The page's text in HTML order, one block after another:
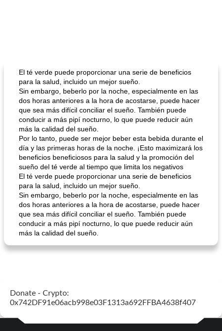
El té verde puede proporcionar una serie de beneficios
para la salud, incluido un mejor sueño.
Sin embargo, beberlo por la noche, especialmente en las
dos horas anteriores a la hora de acostarse, puede hacer
que sea más difícil conciliar el sueño. También puede
conducir a más pipí nocturno, lo que puede reducir aún
más la calidad del sueño.
Por lo tanto, puede ser mejor beber esta bebida durante el
día y las primeras horas de la noche. ¡Esto maximizará los
beneficios beneficiosos para la salud y la promoción del
sueño del té verde al tiempo que limita los negativos
El té verde puede proporcionar una serie de beneficios
para la salud, incluido un mejor sueño.
Sin embargo, beberlo por la noche, especialmente en las
dos horas anteriores a la hora de acostarse, puede hacer
que sea más difícil conciliar el sueño. También puede
conducir a más pipí nocturno, lo que puede reducir aún
más la calidad del sueño.
Donate - Crypto:
0x742DF91e06acb998e03F1313a692FFBA4638f407